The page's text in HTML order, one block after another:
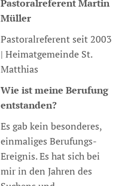
PastoralreferentMartin
Müller
Pastoralreferent seit 2003
| Heimatgemeinde St.
Matthias
Wie ist meine Berufung
entstanden?
Es gab kein besonderes,
einmaliges Berufungs-
Ereignis. Es hat sich bei
mir in den Jahren des